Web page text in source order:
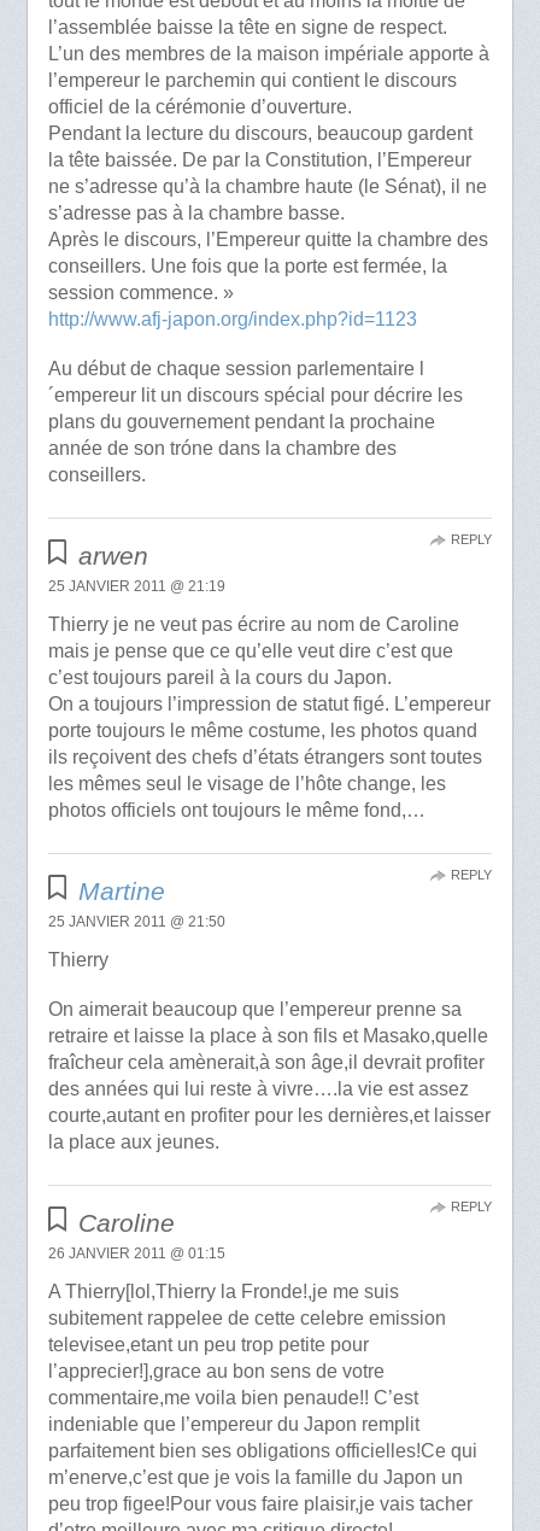
l’assemblée baisse la tête en signe de respect.
L’un des membres de la maison impériale apporte à
l’empereur le parchemin qui contient le discours
officiel de la cérémonie d’ouverture.
Pendant la lecture du discours, beaucoup gardent
la tête baissée. De par la Constitution, l’Empereur
ne s’adresse qu’à la chambre haute (le Sénat), il ne
s’adresse pas à la chambre basse.
Après le discours, l’Empereur quitte la chambre des
conseillers. Une fois que la porte est fermée, la
session commence. »
http://www.afj-japon.org/index.php?id=1123
Au début de chaque session parlementaire l
´empereur lit un discours spécial pour décrire les
plans du gouvernement pendant la prochaine
année de son tróne dans la chambre des
conseillers.
arwen
25 JANVIER 2011 @ 21:19
Thierry je ne veut pas écrire au nom de Caroline
mais je pense que ce qu’elle veut dire c’est que
c’est toujours pareil à la cours du Japon.
On a toujours l’impression de statut figé. L’empereur
porte toujours le même costume, les photos quand
ils reçoivent des chefs d’états étrangers sont toutes
les mêmes seul le visage de l’hôte change, les
photos officiels ont toujours le même fond,…
REPLY
Martine
25 JANVIER 2011 @ 21:50
Thierry
On aimerait beaucoup que l’empereur prenne sa
retraire et laisse la place à son fils et Masako,quelle
fraîcheur cela amènerait,à son âge,il devrait profiter
des années qui lui reste à vivre….la vie est assez
courte,autant en profiter pour les dernières,et laisser
la place aux jeunes.
REPLY
Caroline
26 JANVIER 2011 @ 01:15
A Thierry[lol,Thierry la Fronde!,je me suis
subitement rappelee de cette celebre emission
televisee,etant un peu trop petite pour
l’apprecier!],grace au bon sens de votre
commentaire,me voila bien penaude!! C’est
indeniable que l’empereur du Japon remplit
parfaitement bien ses obligations officielles!Ce qui
m’enerve,c’est que je vois la famille du Japon un
peu trop figee!Pour vous faire plaisir,je vais tacher
REPLY